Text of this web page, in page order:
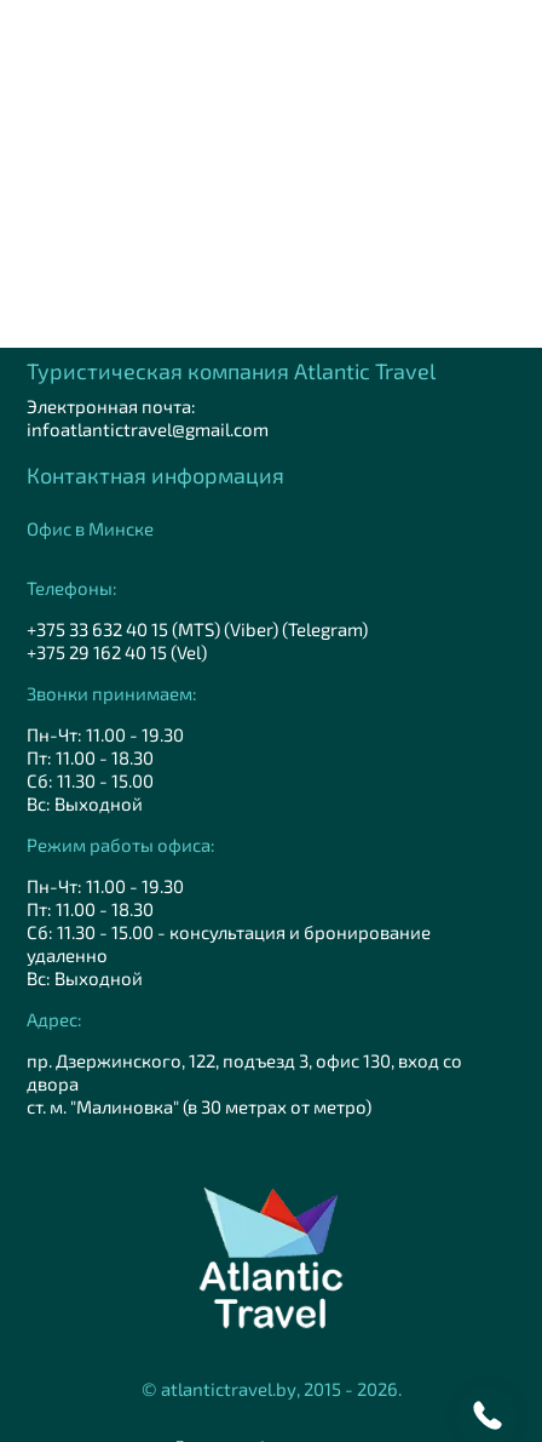
Туристическая компания Аtlantic Travel
Электронная почта:
infoatlantictravel@gmail.com
Контактная информация
Офис в Минске
Телефоны:
+375 33 632 40 15 (MTS) (Viber) (Telegram)
+375 29 162 40 15 (Vel)
Звонки принимаем:
Пн-Чт: 11.00 - 19.30
Пт: 11.00 - 18.30
Сб: 11.30 - 15.00
Вс: Выходной
Режим работы офиса:
Пн-Чт: 11.00 - 19.30
Пт: 11.00 - 18.30
Сб: 11.30 - 15.00 - консультация и бронирование
удаленно
Вс: Выходной
Адрес:
пр. Дзержинского, 122, подъезд 3, офис 130, вход со
двора
ст. м. "Малиновка" (в 30 метрах от метро)
© atlantictravel.by, 2015 - 2026.